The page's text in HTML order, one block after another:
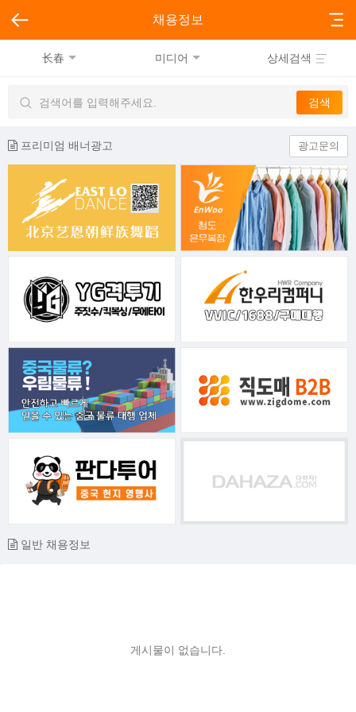
채용정보
长春 미디어 상세검색
프리미엄 배너광고 광고문의
일반 채용정보
게시물이 없습니다.